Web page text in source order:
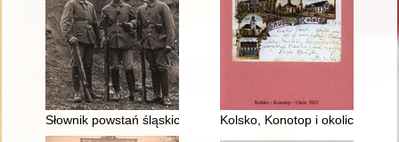
Słownik powstań śląskich. T. 2 - recenzja]Kolsko, Konotop i okolice w